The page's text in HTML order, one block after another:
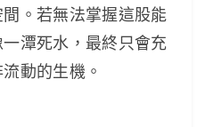
。若無法掌握這股能
潭死水，最終只會充
動的生機。